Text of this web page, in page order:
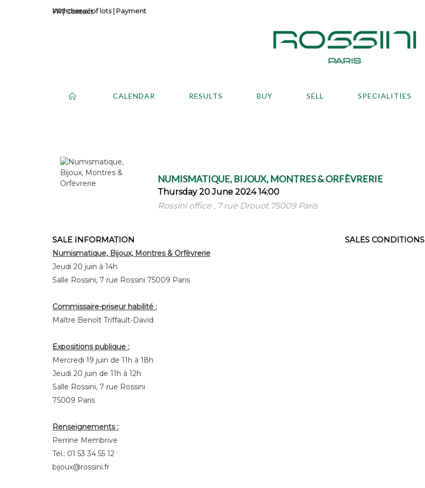
Contact
Withdrawal of lots| Payment
CALENDAR RESULTS BUY SELL SPECIALITIES
NUMISMATIQUE, BIJOUX, MONTRES & ORFÈVRERIE
Thursday 20 June 2024 14:00
Rossini office , 7 rue Drouot 75009 Paris
SALE INFORMATION
Numismatique, Bijoux, Montres & Orfèvrerie
Jeudi 20 juin à 14h
Salle Rossini, 7 rue Rossini 75009 Paris
Commissaire-priseur habilité :
Maître Benoît Triffault-David
Expositions publique :
Mercredi 19 juin de 11h à 18h
Jeudi 20 juin de 11h à 12h
Salle Rossini, 7 rue Rossini
75009 Paris
Renseignements :
Perrine Membrive
Tél.: 01 53 34 55 12
bijoux@rossini.fr
SALES CONDITIONS